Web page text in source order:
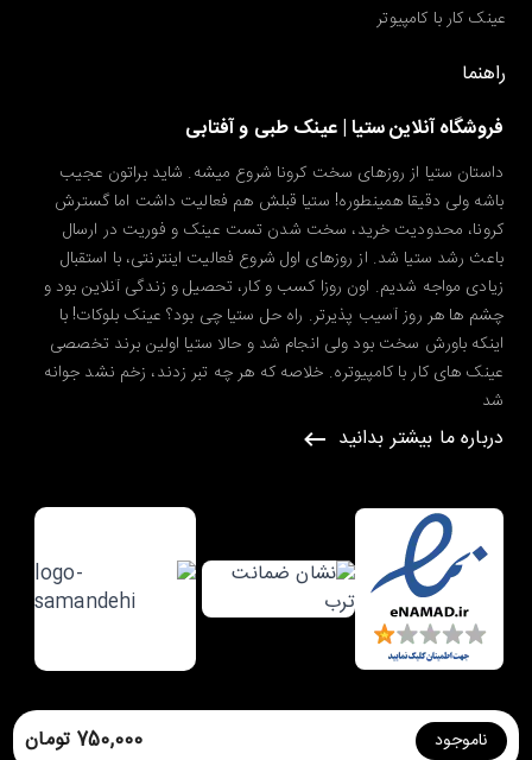
ناموجود 750,000 تومان
عینک کار با کامپیوتر
راهنما
فروشگاه آنلاین ستیا | عینک طبی و آفتابی
داستان ستیا از روزهای سخت کرونا شروع میشه. شاید براتون عجیب
باشه ولی دقیقا همینطوره! ستیا قبلش هم فعالیت داشت اما گسترش
کرونا، محدودیت خرید، سخت شدن تست عینک و فوریت در ارسال
باعث رشد ستیا شد. از روزهای اول شروع فعالیت اینترنتی، با استقبال
زیادی مواجه شدیم. اون روزا کسب و کار، تحصیل و زندگی آنلاین بود و
چشم ها هر روز آسیب پذیرتر. راه حل ستیا چی بود؟ عینک بلوکات! با
اینکه باورش سخت بود ولی انجام شد و حالا ستیا اولین برند تخصصی
عینک های کار با کامپیوتره. خلاصه که هر چه تبر زدند، زخم نشد جوانه
شد
درباره ما بیشتر بدانید